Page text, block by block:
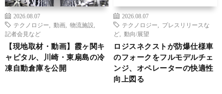
2026.08.07
テクノロジー
動画 物流施設
記者会見など
【現地取材・動画】霞ヶ関キ
ャピタル、川崎・東扇島の冷
凍自動倉庫を公開
2026.08.07
テクノロジー
プレスリリースな
ど
動向/展望
ロジスネクストが防爆仕様車
のフォークをフルモデルチェ
ンジ、オペレーターの快適性
向上図る